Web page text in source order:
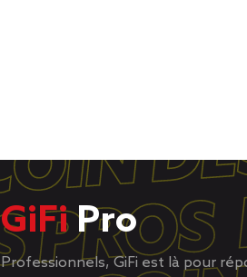
GiFiPro
Professionnels, GiFi est là pour